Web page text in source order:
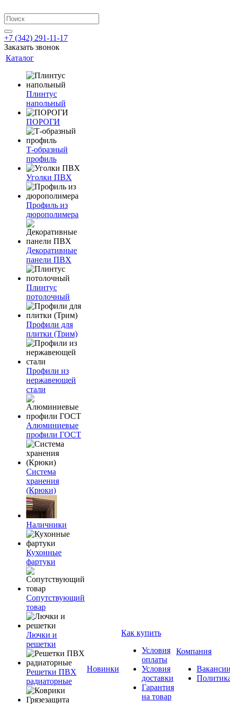
+7 (342) 291-11-17
Заказать звонок
Каталог
Плинтус
напольный
ПОРОГИ
Т-образный
профиль
Уголки ПВХ
Профиль из
дюрополимера
Декоративные
панели ПВХ
Плинтус
потолочный
Профили для
плитки (Трим)
Профили из
нержавеющей
стали
Алюминиевые
профили ГОСТ
Система
хранения
(Крюки)
Наличники
Кухонные
фартуки
Сопутствующий
товар
Лючки и
решетки
Решетки ПВХ
радиаторные
Новинки
Как купить
Условия
оплаты
Условия
доставки
Гарантия
на товар
Компания